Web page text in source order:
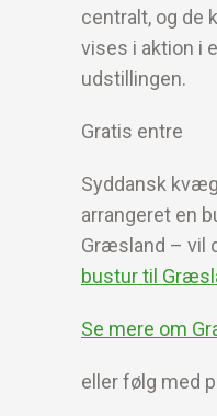
centralt, og de
vises i aktion i
udstillingen.
Gratis entre
Syddansk
arrangeret en
Græsland – vil
bustur til
Se mere om
eller følg med